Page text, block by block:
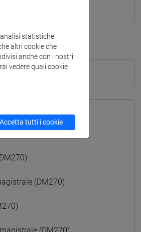
(DM270)
statistiche
altri cookie che
anche con i nostri
vedere quali cookie
Accetta tutti i cookie